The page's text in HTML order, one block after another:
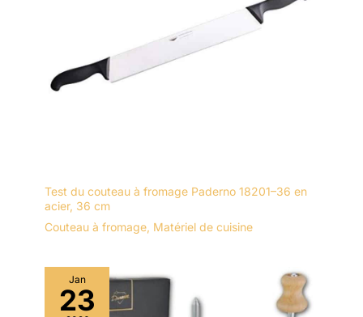
Test du couteau à fromage Paderno 18201–36 en
acier, 36 cm
Couteau à fromage, Matériel de cuisine
Jan
23